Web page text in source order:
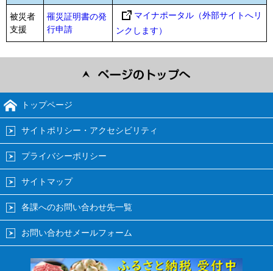
被災者
支援
罹災証明書の発
行申請
マイナポータル（外部サイトへリ
ンクします）
トップページ
サイトポリシー・アクセシビリティ
プライバシーポリシー
サイトマップ
各課へのお問い合わせ先一覧
お問い合わせメールフォーム